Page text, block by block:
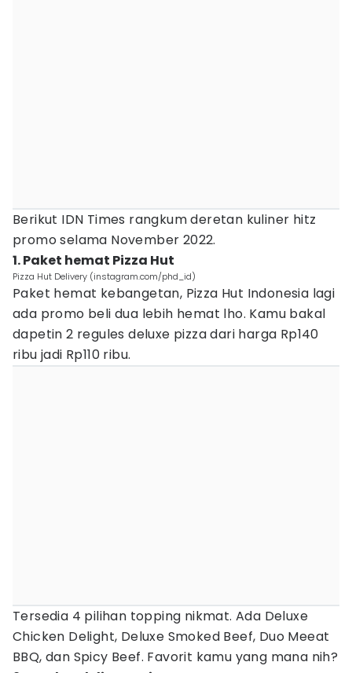
Berikut IDN Times rangkum deretan kuliner hitz
promo selama November 2022.
1. Paket hemat Pizza Hut
Pizza Hut Delivery (instagram.com/phd_id)
Paket hemat kebangetan, Pizza Hut Indonesia lagi
ada promo beli dua lebih hemat lho. Kamu bakal
dapetin 2 regules deluxe pizza dari harga Rp140
ribu jadi Rp110 ribu.
Tersedia 4 pilihan topping nikmat. Ada Deluxe
Chicken Delight, Deluxe Smoked Beef, Duo Meeat
BBQ, dan Spicy Beef. Favorit kamu yang mana nih?